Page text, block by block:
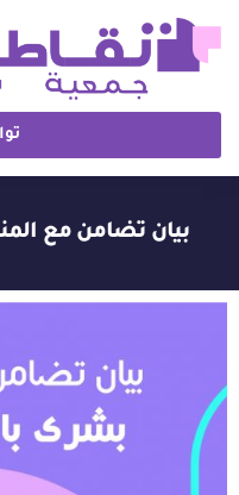
بيان تضامن مع